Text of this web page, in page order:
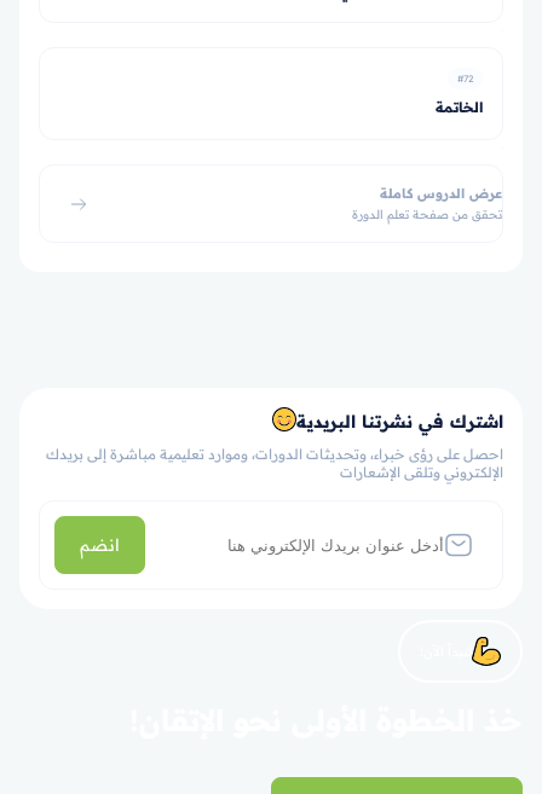
#72
الخاتمة
عرض الدروس كاملة
تحقق من صفحة تعلم الدورة
اشترك في نشرتنا البريدية
احصل على رؤى خبراء، وتحديثات الدورات، وموارد تعليمية مباشرة إلى بريدك
الإلكتروني وتلقى الإشعارات
انضم